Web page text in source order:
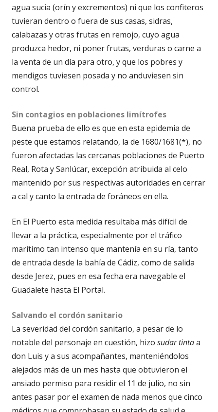
agua sucia (orín y excrementos) ni que los confiteros
tuvieran dentro o fuera de sus casas, sidras,
calabazas y otras frutas en remojo, cuyo agua
produzca hedor, ni poner frutas, verduras o carne a
la venta de un día para otro, y que los pobres y
mendigos tuviesen posada y no anduviesen sin
control.
Sin contagios en poblaciones limítrofes
Buena prueba de ello es que en esta epidemia de
peste que estamos relatando, la de 1680/1681(*), no
fueron afectadas las cercanas poblaciones de Puerto
Real, Rota y Sanlúcar, excepción atribuida al celo
mantenido por sus respectivas autoridades en cerrar
a cal y canto la entrada de foráneos en ella.
En El Puerto esta medida resultaba más difícil de
llevar a la práctica, especialmente por el tráfico
marítimo tan intenso que mantenía en su ría, tanto
de entrada desde la bahía de Cádiz, como de salida
desde Jerez, pues en esa fecha era navegable el
Guadalete hasta El Portal.
Salvando el cordón sanitario
La severidad del cordón sanitario, a pesar de lo
notable del personaje en cuestión, hizo sudar tintaa
don Luis y a sus acompañantes, manteniéndolos
alejados más de un mes hasta que obtuvieron el
ansiado permiso para residir el 11 de julio, no sin
antes pasar por el examen de nada menos que cinco